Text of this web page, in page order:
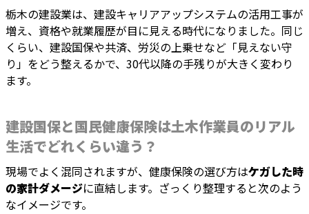
栃木の建設業は、建設キャリアアップシステムの活用工事が
増え、資格や就業履歴が目に見える時代になりました。同じ
くらい、建設国保や共済、労災の上乗せなど「見えない守
り」をどう整えるかで、30代以降の手残りが大きく変わり
ます。
建設国保と国民健康保険は土木作業員のリアル
生活でどれくらい違う？
現場でよく混同されますが、健康保険の選び方はケガした時
の家計ダメージに直結します。ざっくり整理すると次のよう
なイメージです。